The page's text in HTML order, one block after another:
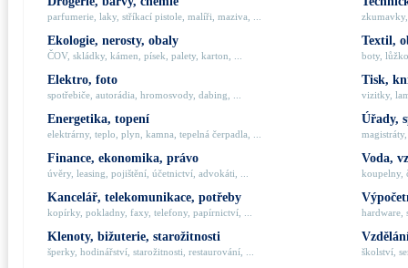
parfumerie, laky, stříkací pistole, malíři, maziva, ...
Ekologie, nerosty, obaly
ČOV, skládky, kámen, písek, palety, karton, ...
Elektro, foto
spotřebiče, autorádia, hromosvody, dabing, ...
Energetika, topení
elektrárny, teplo, plyn, kamna, tepelná čerpadla, ...
Finance, ekonomika, právo
úvěry, leasing, pojištění, účetnictví, advokáti, ...
Kancelář, telekomunikace, potřeby
kopírky, pokladny, faxy, telefony, papírnictví, ...
Klenoty, bižuterie, starožitnosti
šperky, hodinářství, starožitnosti, restaurování, ...
Textil,
boty,
Tisk,
vizitky,
Úřady,
Voda,
koupelny,
hardware,
školství,